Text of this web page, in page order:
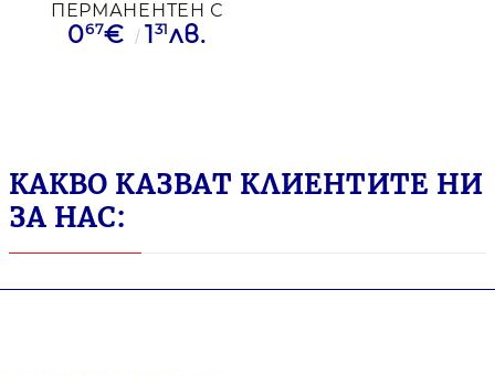
ПЕРМАНЕНТЕН С
ОБЪЛ ВРЪХ CASSA
067€ 131лв.
КАКВО КАЗВАТ КЛИЕНТИТЕ НИ
ЗА НАС: